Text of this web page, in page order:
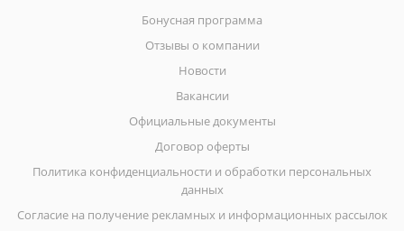
Бонусная программа
Отзывы о компании
Новости
Вакансии
Официальные документы
Договор оферты
Политика конфиденциальности и обработки персональных
данных
Согласие на получение рекламных и информационных рассылок